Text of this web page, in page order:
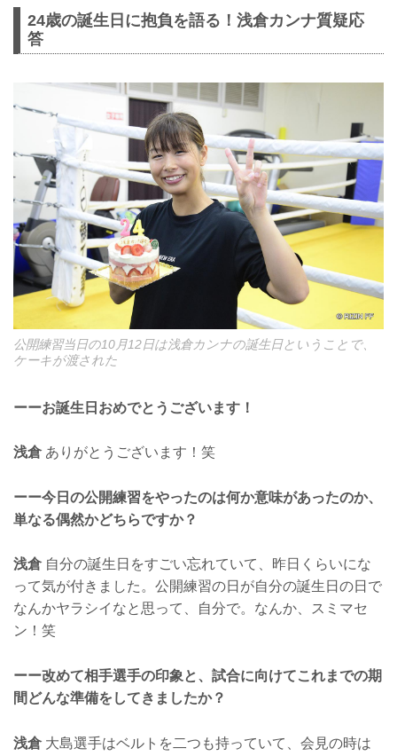
24歳の誕生日に抱負を語る！浅倉カンナ質疑応
答
公開練習当日の10月12日は浅倉カンナの誕生日ということで、
ケーキが渡された
ーーお誕生日おめでとうございます！
浅倉ありがとうございます！笑
ーー今日の公開練習をやったのは何か意味があったのか、
単なる偶然かどちらですか？
浅倉自分の誕生日をすごい忘れていて、昨日くらいにな
って気が付きました。公開練習の日が自分の誕生日の日で
なんかヤラシイなと思って、自分で。なんか、スミマセ
ン！笑
ーー改めて相手選手の印象と、試合に向けてこれまでの期
間どんな準備をしてきましたか？
浅倉大島選手はベルトを二つも持っていて、会見の時は